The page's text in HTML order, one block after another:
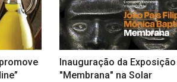
Inauguração da Exposição
"Membrana" na Solar